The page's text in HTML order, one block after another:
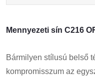
Mennyezeti sín C216
Bármilyen stílusú belső
kompromisszum az